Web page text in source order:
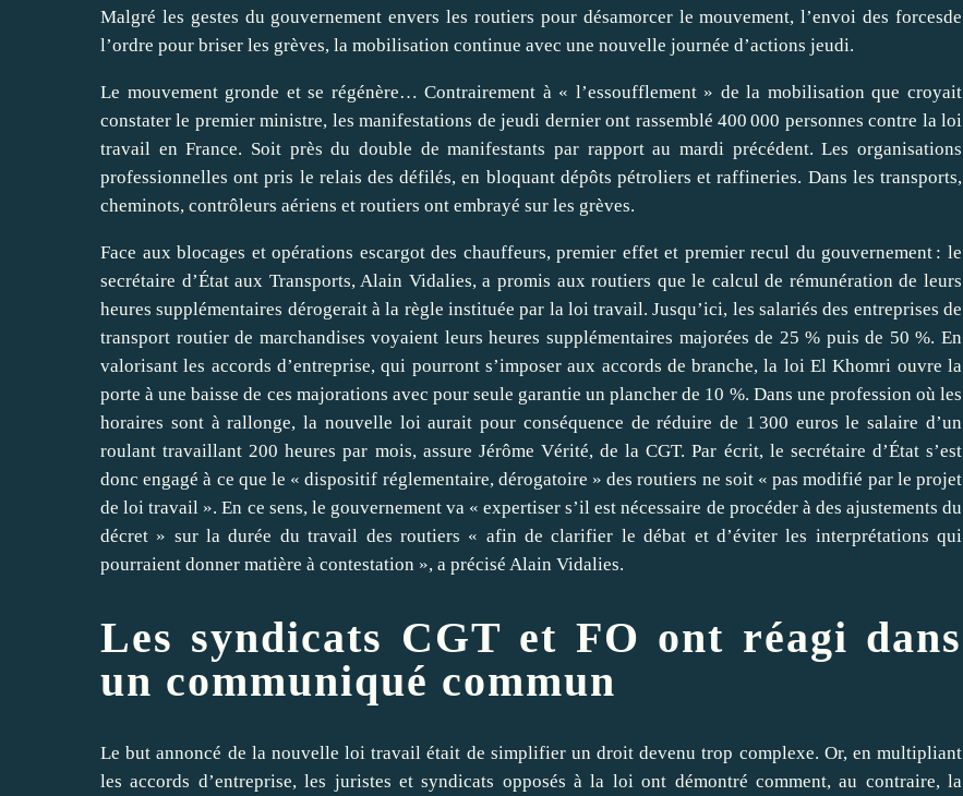
Malgré les gestes du gouvernement envers les routiers pour désamorcer le mouvement, l’envoi des forcesde
l’ordre pour briser les grèves, la mobilisation continue avec une nouvelle journée d’actions jeudi.
Le mouvement gronde et se régénère… Contrairement à « l’essoufflement » de la mobilisation que croyait
constater le premier ministre, les manifestations de jeudi dernier ont rassemblé 400 000 personnes contre la loi
travail en France. Soit près du double de manifestants par rapport au mardi précédent. Les organisations
professionnelles ont pris le relais des défilés, en bloquant dépôts pétroliers et raffineries. Dans les transports,
cheminots, contrôleurs aériens et routiers ont embrayé sur les grèves.
Face aux blocages et opérations escargot des chauffeurs, premier effet et premier recul du gouvernement : le
secrétaire d’État aux Transports, Alain Vidalies, a promis aux routiers que le calcul de rémunération de leurs
heures supplémentaires dérogerait à la règle instituée par la loi travail. Jusqu’ici, les salariés des entreprises de
transport routier de marchandises voyaient leurs heures supplémentaires majorées de 25 % puis de 50 %. En
valorisant les accords d’entreprise, qui pourront s’imposer aux accords de branche, la loi El Khomri ouvre la
porte à une baisse de ces majorations avec pour seule garantie un plancher de 10 %. Dans une profession où les
horaires sont à rallonge, la nouvelle loi aurait pour conséquence de réduire de 1 300 euros le salaire d’un
roulant travaillant 200 heures par mois, assure Jérôme Vérité, de la CGT. Par écrit, le secrétaire d’État s’est
donc engagé à ce que le « dispositif réglementaire, dérogatoire » des routiers ne soit « pas modifié par le projet
de loi travail ». En ce sens, le gouvernement va « expertiser s’il est nécessaire de procéder à des ajustements du
décret » sur la durée du travail des routiers « afin de clarifier le débat et d’éviter les interprétations qui
pourraient donner matière à contestation », a précisé Alain Vidalies.
Les syndicats CGT et FO ont réagi dans
un communiqué commun
Le but annoncé de la nouvelle loi travail était de simplifier un droit devenu trop complexe. Or, en multipliant
les accords d’entreprise, les juristes et syndicats opposés à la loi ont démontré comment, au contraire, la